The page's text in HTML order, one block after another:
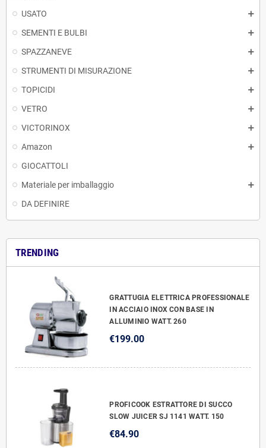
USATO
SEMENTI E BULBI
SPAZZANEVE
STRUMENTI DI MISURAZIONE
TOPICIDI
VETRO
VICTORINOX
Amazon
GIOCATTOLI
Materiale per imballaggio
DA DEFINIRE
TRENDING
GRATTUGIA ELETTRICA PROFESSIONALE
IN ACCIAIO INOX CON BASE IN
ALLUMINIO WATT. 260
€199.00
PROFICOOK ESTRATTORE DI SUCCO
SLOW JUICER SJ 1141 WATT. 150
€84.90